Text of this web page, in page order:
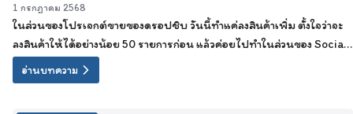
1 กรกฎาคม 2568
ในส่วนของโปรเจกต์ขายของดรอปชิบ วันนี้ทำแค่ลงสินค้าเพิ่ม ตั้งใจว่าจะ
ลงสินค้าให้ได้อย่างน้อย 50 รายการก่อน แล้วค่อยไปทำในส่วนของ Social
media ต่อไป
อ่านบทความ